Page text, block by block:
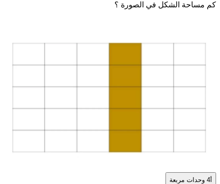
كم مساحة الشكل في الصورة ؟
4 وحدات مربعة